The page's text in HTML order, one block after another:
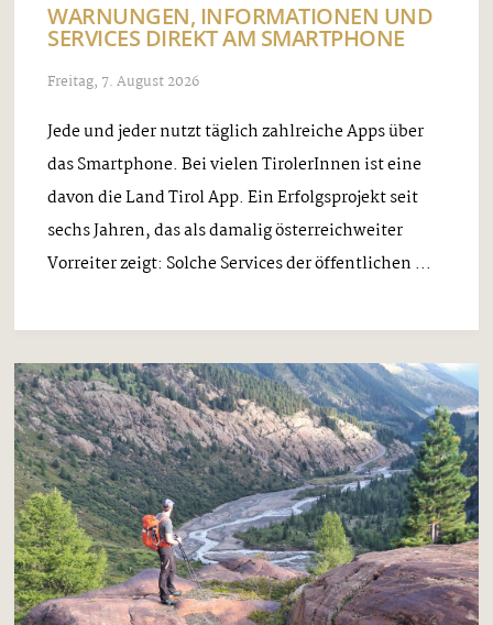
WARNUNGEN, INFORMATIONEN UND
SERVICES DIREKT AM SMARTPHONE
Freitag, 7. August 2026
Jede und jeder nutzt täglich zahlreiche Apps über
das Smartphone. Bei vielen TirolerInnen ist eine
davon die Land Tirol App. Ein Erfolgsprojekt seit
sechs Jahren, das als damalig österreichweiter
Vorreiter zeigt: Solche Services der öffentlichen ...